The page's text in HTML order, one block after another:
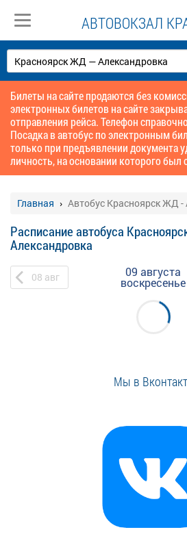
АВТОВОКЗАЛ
Билеты на сайте продаются без
электронных билетов на сайте
отправления рейса. Телефон
Посадка в автобус по электронным
только при предъявлении документа
личность, на основании которого был
Главная Автобус Красноярск ЖД -
Расписание автобуса
Александровка
08 авг 09 августа
воскресенье
Мы в